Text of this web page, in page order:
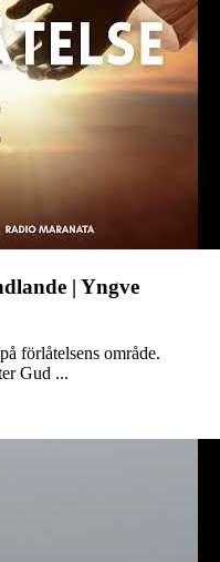
| Yngve
förlåtelsens område.
Gud ...